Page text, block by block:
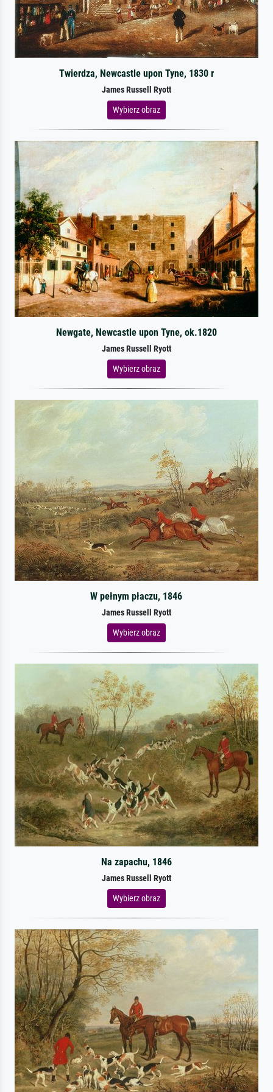
Twierdza, Newcastle upon Tyne, 1830 r
James Russell Ryott
Wybierz obraz
Newgate, Newcastle upon Tyne, ok.1820
James Russell Ryott
Wybierz obraz
W pełnym płaczu, 1846
James Russell Ryott
Wybierz obraz
Na zapachu, 1846
James Russell Ryott
Wybierz obraz